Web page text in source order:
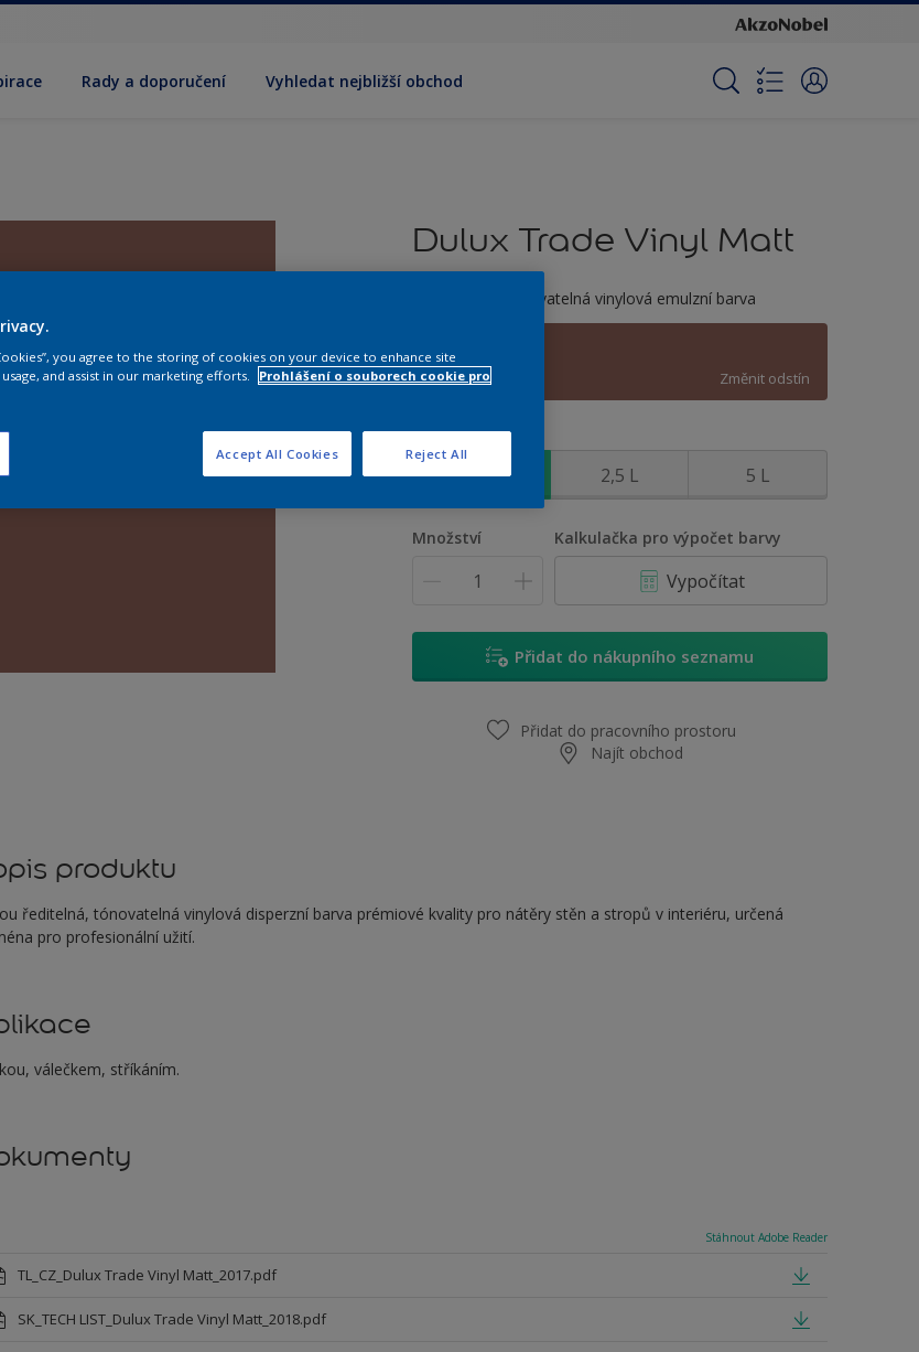
Rady a doporučení Vyhledat nejbližší obchod
Dulux Trade Vinyl Matt
Tónovatelná omyvatelná vinylová emulzní barva
C3.20.39
Změnit odstín
Velikost
1 L 2,5 L 5 L
Množství Kalkulačka pro výpočet barvy
Vypočítat
Přidat do nákupního seznamu
Přidat do pracovního prostoru
Najít obchod
produktu
ředitelná, tónovatelná vinylová disperzní barva prémiové kvality pro nátěry stěn a stropů v interiéru, určená
pro profesionální užití.
válečkem, stříkáním.
Stáhnout Adobe Reader
TL_CZ_Dulux Trade Vinyl Matt_2017.pdf
SK_TECH LIST_Dulux Trade Vinyl Matt_2018.pdf
you agree to the storing of cookies on your device to enhance site
and assist in our marketing efforts.
Prohlášení o souborech cookie pro
Reject All
Accept All Cookies